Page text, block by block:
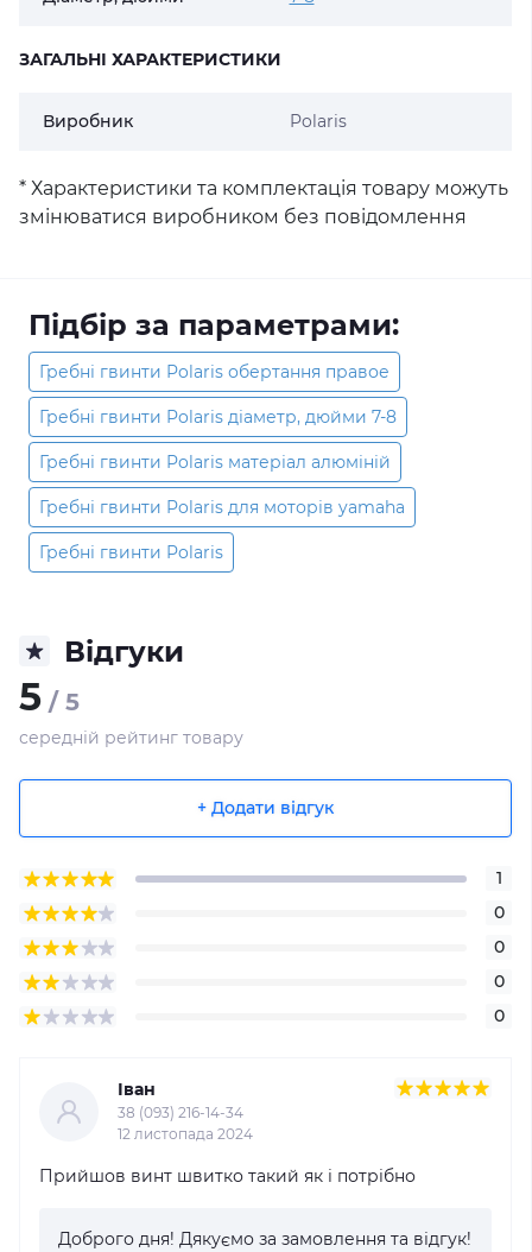
ЗАГАЛЬНІ ХАРАКТЕРИСТИКИ
Виробник Polaris
* Характеристики та комплектація товару можуть
змінюватися виробником без повідомлення
Підбір за параметрами:
Гребні гвинти Polaris обертання правое
Гребні гвинти Polaris діаметр, дюйми 7-8
Гребні гвинти Polaris матеріал алюміній
Гребні гвинти Polaris для моторів yamaha
Гребні гвинти Polaris
Відгуки
5 / 5
середній рейтинг товару
+ Додати відгук
1
0
0
0
0
Іван
38 (093) 216-14-34
12 листопада 2024
Прийшов винт швитко такий як і потрібно
Доброго дня! Дякуємо за замовлення та відгук!